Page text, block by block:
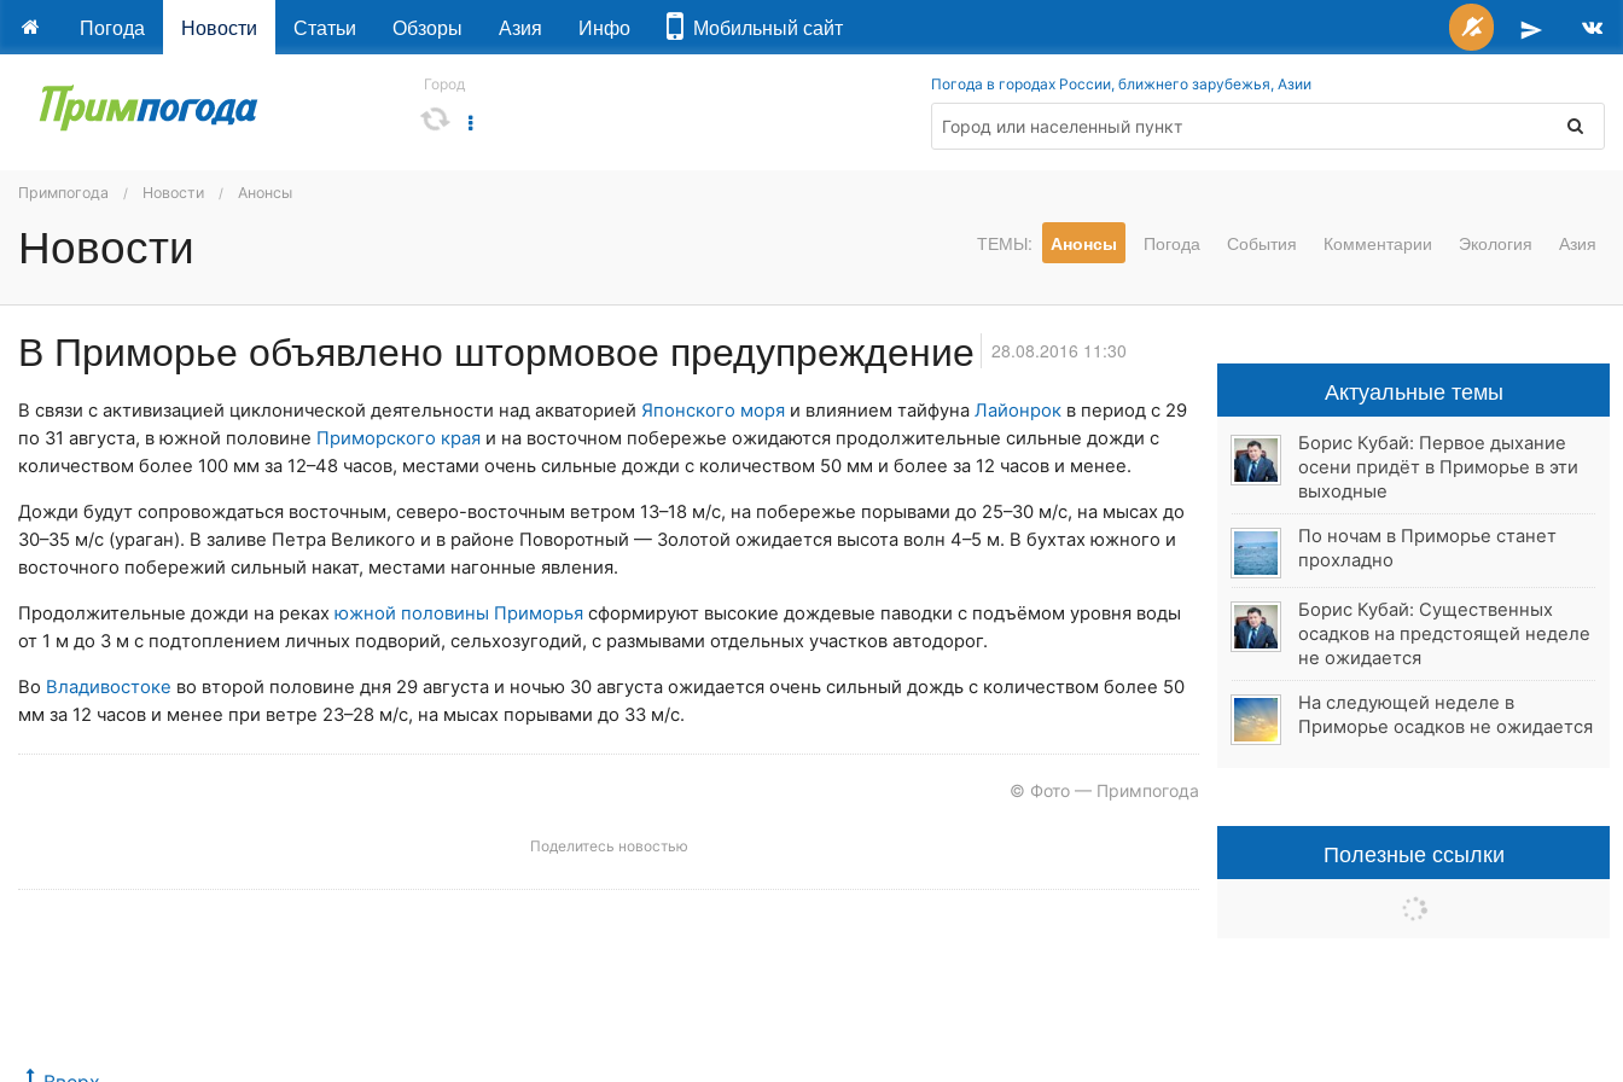
Погода Новости Статьи Обзоры Азия Инфо Мобильный сайт
Город Погода в городах России, ближнего зарубежья, Азии
Примпогода Новости Анонсы
Новости ТЕМЫ: Анонсы Погода События Комментарии Экология Азия
В Приморье объявлено штормовое предупреждение 28.08.2016 11:30
В связи с активизацией циклонической деятельности над акваторией Японского моря и влиянием тайфуна Лайонрок в период с 29
по 31 августа, в южной половине Приморского края и на восточном побережье ожидаются продолжительные сильные дожди с
количеством более 100 мм за 12–48 часов, местами очень сильные дожди с количеством 50 мм и более за 12 часов и менее.
Дожди будут сопровождаться восточным, северо-восточным ветром 13–18 м/с, на побережье порывами до 25–30 м/с, на мысах до
30–35 м/с (ураган). В заливе Петра Великого и в районе Поворотный — Золотой ожидается высота волн 4–5 м. В бухтах южного и
восточного побережий сильный накат, местами нагонные явления.
Продолжительные дожди на реках южной половины Приморья сформируют высокие дождевые паводки с подъёмом уровня воды
от 1 м до 3 м с подтоплением личных подворий, сельхозугодий, с размывами отдельных участков автодорог.
Во Владивостоке во второй половине дня 29 августа и ночью 30 августа ожидается очень сильный дождь с количеством более 50
мм за 12 часов и менее при ветре 23–28 м/с, на мысах порывами до 33 м/с.
© Фото — Примпогода
Поделитесь новостью
Актуальные темы
Борис Кубай: Первое дыхание
осени придёт в Приморье в эти
выходные
По ночам в Приморье станет
прохладно
Борис Кубай: Существенных
осадков на предстоящей неделе
не ожидается
На следующей неделе в
Приморье осадков не ожидается
Полезные ссылки